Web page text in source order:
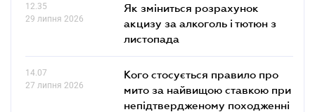
12.35
29 липня 2026
Як зміниться розрахунок
акцизу за алкоголь і тютюн з
листопада
14.07
27 липня 2026
Кого стосується правило про
мито за найвищою ставкою при
непідтвердженому походженні